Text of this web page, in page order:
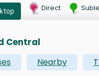
Direct
Central
Nearby